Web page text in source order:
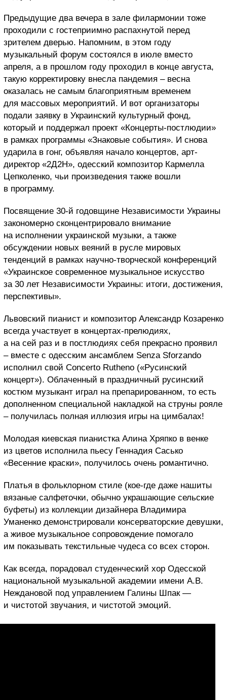
Предыдущие два вечера в зале филармонии тоже
проходили с гостеприимно распахнутой перед
зрителем дверью. Напомним, в этом году
музыкальный форум состоялся в июле вместо
апреля, а в прошлом году проходил в конце августа,
такую корректировку внесла пандемия – весна
оказалась не самым благоприятным временем
для массовых мероприятий. И вот организаторы
подали заявку в Украинский культурный фонд,
который и поддержал проект «Концерты-постлюдии»
в рамках программы «Знаковые события». И снова
ударила в гонг, объявляя начало концертов, арт-
директор «2Д2Н», одесский композитор Кармелла
Цепколенко, чьи произведения также вошли
в программу.
Посвящение 30-й годовщине Независимости Украины
закономерно сконцентрировало внимание
на исполнении украинской музыки, а также
обсуждении новых веяний в русле мировых
тенденций в рамках научно-творческой конференций
«Украинское современное музыкальное искусство
за 30 лет Независимости Украины: итоги, достижения,
перспективы».
Львовский пианист и композитор Александр Козаренко
всегда участвует в концертах-прелюдиях,
а на сей раз и в постлюдиях себя прекрасно проявил
– вместе с одесским ансамблем Senza Sforzando
исполнил свой Concerto Rutheno («Русинский
концерт»). Облаченный в праздничный русинский
костюм музыкант играл на препарированном, то есть
дополненном специальной накладкой на струны рояле
– получилась полная иллюзия игры на цимбалах!
Молодая киевская пианистка Алина Хряпко в венке
из цветов исполнила пьесу Геннадия Сасько
«Весенние краски», получилось очень романтично.
Платья в фольклорном стиле (кое-где даже нашиты
вязаные салфеточки, обычно украшающие сельские
буфеты) из коллекции дизайнера Владимира
Уманенко демонстрировали консерваторские девушки,
а живое музыкальное сопровождение помогало
им показывать текстильные чудеса со всех сторон.
Как всегда, порадовал студенческий хор Одесской
национальной музыкальной академии имени А.В.
Неждановой под управлением Галины Шпак —
и чистотой звучания, и чистотой эмоций.